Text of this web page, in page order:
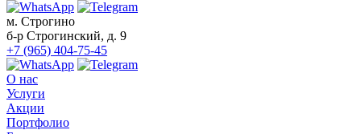
м. Строгино
б-р Строгинский, д. 9
+7 (965) 404-75-45
О нас
Услуги
Акции
Портфолио